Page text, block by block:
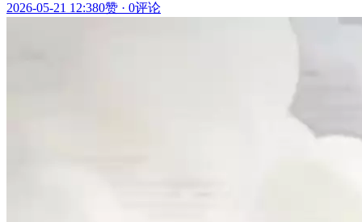
2026-05-21 12:380赞 · 0评论